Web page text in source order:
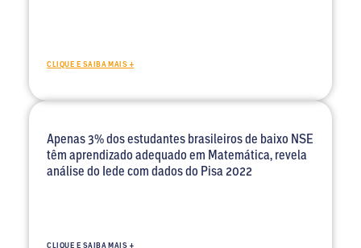
CLIQUE E SAIBA MAIS +
Apenas 3% dos estudantes brasileiros de baixo NSE
têm aprendizado adequado em Matemática, revela
análise do Iede com dados do Pisa 2022
CLIQUE E SAIBA MAIS +